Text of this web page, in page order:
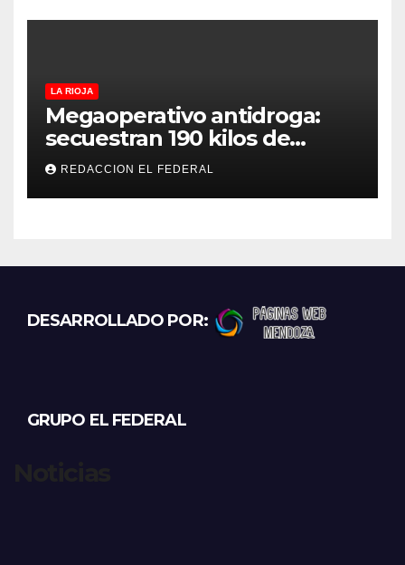
LA RIOJA
Megaoperativo antidroga:
secuestran 190 kilos de
marihuana que tenían como
destino La Rioja y Catamarca
REDACCION EL FEDERAL
DESARROLLADO POR:
GRUPO EL FEDERAL